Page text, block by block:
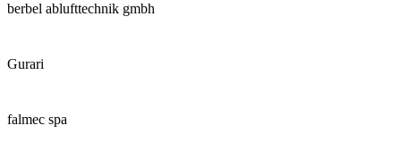
berbel ablufttechnik gmbh
Gurari
falmec spa